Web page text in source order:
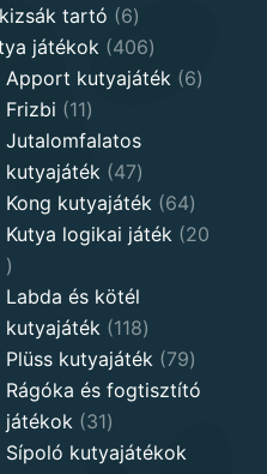
tartó 66
products
játékok 406406
products
Apport kutyajáték 66
Frizbi 1111
products
Jutalomfalatos
kutyajáték
4747
products
Kong kutyajáték 6464
products
Kutya logikai játék
20
20
products
Labda és kötél
kutyajáték
118118
products
Plüss kutyajáték 7979
products
Rágóka és fogtisztító
játékok
3131
products
Sípoló kutyajátékok